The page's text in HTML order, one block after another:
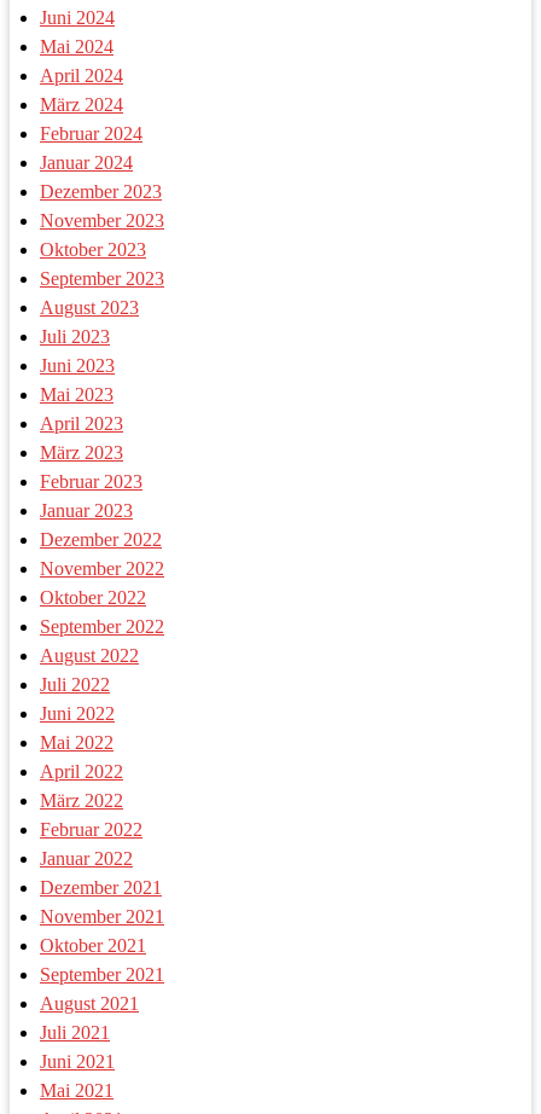
Juni 2024
Mai 2024
April 2024
März 2024
Februar 2024
Januar 2024
Dezember 2023
November 2023
Oktober 2023
September 2023
August 2023
Juli 2023
Juni 2023
Mai 2023
April 2023
März 2023
Februar 2023
Januar 2023
Dezember 2022
November 2022
Oktober 2022
September 2022
August 2022
Juli 2022
Juni 2022
Mai 2022
April 2022
März 2022
Februar 2022
Januar 2022
Dezember 2021
November 2021
Oktober 2021
September 2021
August 2021
Juli 2021
Juni 2021
Mai 2021